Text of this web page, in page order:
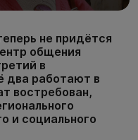
не придётся
общения
в
два работают в
востребован,
и социального